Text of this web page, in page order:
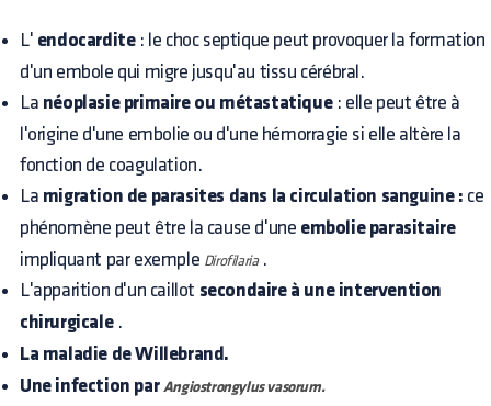
L' endocardite: le choc septique peut provoquer la formation
d'un embole qui migre jusqu'au tissu cérébral.
La néoplasie primaire ou métastatique: elle peut être à
l'origine d'une embolie ou d'une hémorragie si elle altère la
fonction de coagulation.
La migration de parasites dans la circulation sanguine : ce
phénomène peut être la cause d'une embolie parasitaire
impliquant par exemple Dirofilaria.
L'apparition d'un caillot secondaire à une intervention
chirurgicale.
La maladie de Willebrand.
Une infection par Angiostrongylus vasorum.